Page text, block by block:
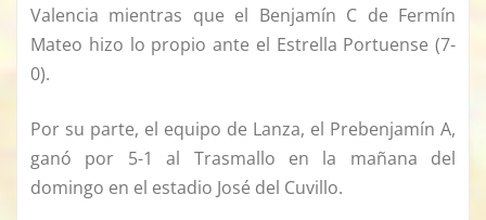
Valencia mientras que el Benjamín C de Fermín
Mateo hizo lo propio ante el Estrella Portuense (7-
0).
Por su parte, el equipo de Lanza, el Prebenjamín A,
ganó por 5-1 al Trasmallo en la mañana del
domingo en el estadio José del Cuvillo.